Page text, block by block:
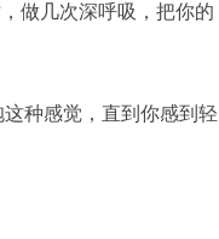
做几次深呼吸，把你的
种感觉，直到你感到轻